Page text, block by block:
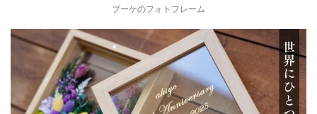
ブーケのフォトフレーム